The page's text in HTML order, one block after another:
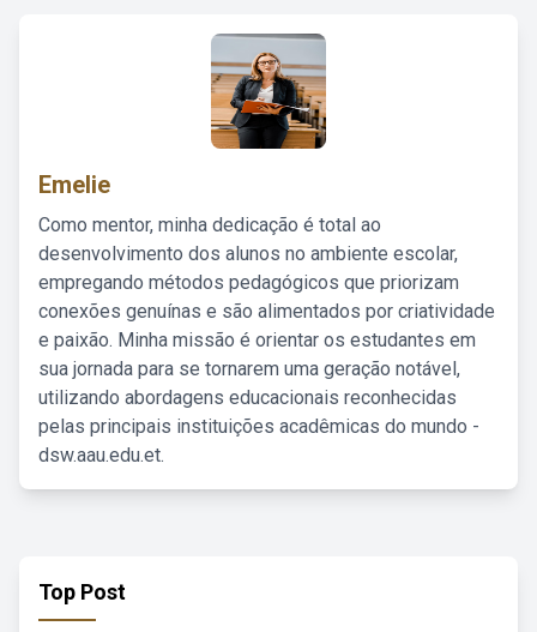
Emelie
Como mentor, minha dedicação é total ao
desenvolvimento dos alunos no ambiente escolar,
empregando métodos pedagógicos que priorizam
conexões genuínas e são alimentados por criatividade
e paixão. Minha missão é orientar os estudantes em
sua jornada para se tornarem uma geração notável,
utilizando abordagens educacionais reconhecidas
pelas principais instituições acadêmicas do mundo -
dsw.aau.edu.et.
Top Post